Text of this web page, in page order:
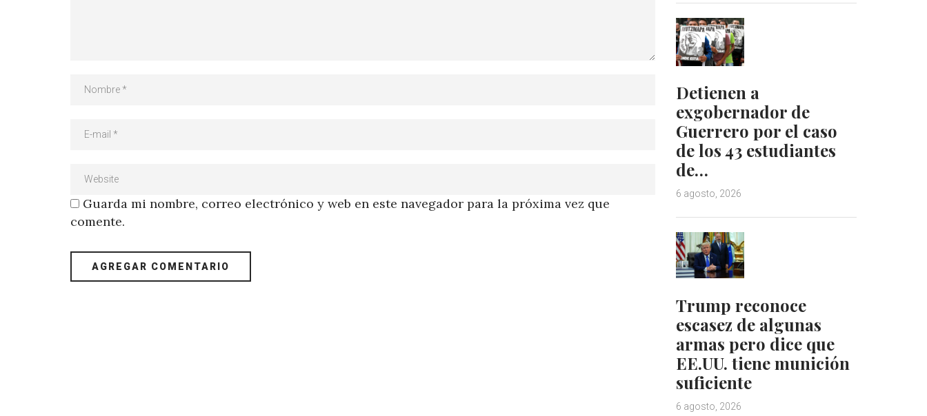
Guarda mi nombre, correo electrónico y web en este navegador para la próxima vez que
comente.
Detienen a
exgobernador de
Guerrero por el caso
de los 43 estudiantes
de…
6 agosto, 2026
Trump reconoce
escasez de algunas
armas pero dice que
EE.UU. tiene munición
suficiente
6 agosto, 2026